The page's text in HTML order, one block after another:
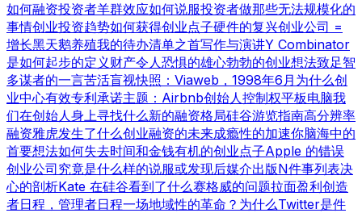
如何融资投资者羊群效应如何说服投资者做那些无法规模化的
事情创业投资趋势如何获得创业点子硬件的复兴创业公司 =
增长黑天鹅养殖我的待办清单之首写作与演讲Y Combinator
是如何起步的定义财产令人恐惧的雄心勃勃的创业想法致足智
多谋者的一言苦活盲视快照：Viaweb，1998年6月 为什么创
业中心有效专利承诺主题：Airbnb创始人控制权平板电脑我
们在创始人身上寻找什么新的融资格局硅谷游览指南高分辨率
融资雅虎发生了什么创业融资的未来成瘾性的加速你脑海中的
首要想法如何失去时间和金钱有机的创业点子Apple 的错误
创业公司究竟是什么样的说服或发现后媒介出版N件事列表决
心的剖析Kate 在硅谷看到了什么赛格威的问题拉面盈利创造
者日程，管理者日程一场地域性的革命？ 为什么Twitter是件